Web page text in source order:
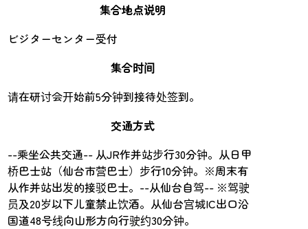
集合地点说明
ビジターセンター受付
集合时间
请在研讨会开始前5分钟到接待处签到。
交通方式
--乘坐公共交通-- 从JR作并站步行30分钟。从日甲
桥巴士站（仙台市营巴士）步行10分钟。※周末有
从作并站出发的接驳巴士。--从仙台自驾-- ※驾驶
员及20岁以下儿童禁止饮酒。从仙台宫城IC出口沿
国道48号线向山形方向行驶约30分钟。